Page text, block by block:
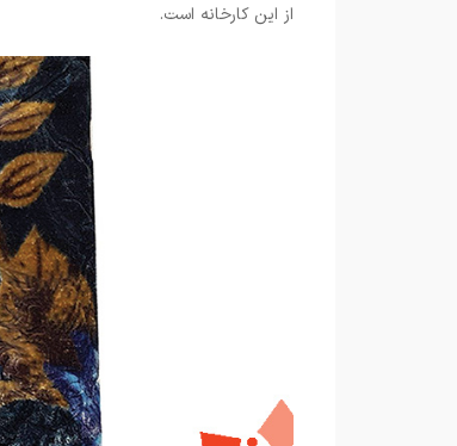
از این کارخانه است.